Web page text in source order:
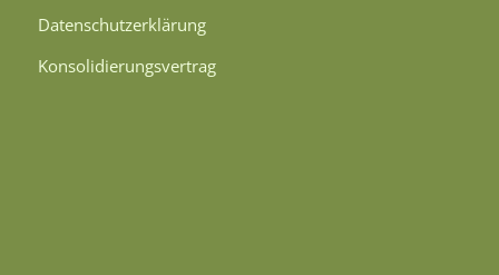
Datenschutzerklärung
Konsolidierungsvertrag